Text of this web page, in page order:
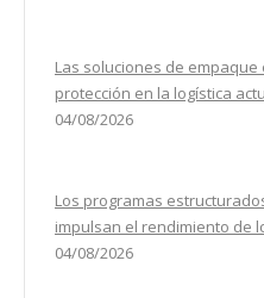
Las soluciones de
protección en la logística
04/08/2026
Los programas
impulsan el rendimiento de
04/08/2026